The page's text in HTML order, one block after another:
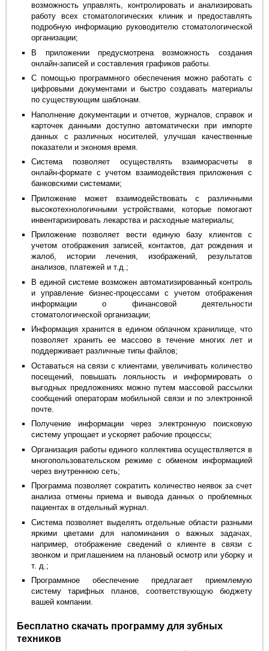
возможность управлять, контролировать и анализировать
работу всех стоматологических клиник и предоставлять
подробную информацию руководителю стоматологической
организации;
В приложении предусмотрена возможность создания
онлайн-записей и составления графиков работы.
С помощью программного обеспечения можно работать с
цифровыми документами и быстро создавать материалы
по существующим шаблонам.
Наполнение документации и отчетов, журналов, справок и
карточек данными доступно автоматически при импорте
данных с различных носителей, улучшая качественные
показатели и экономя время.
Система позволяет осуществлять взаиморасчеты в
онлайн-формате с учетом взаимодействия приложения с
банковскими системами;
Приложение может взаимодействовать с различными
высокотехнологичными устройствами, которые помогают
инвентаризировать лекарства и расходные материалы;
Приложение позволяет вести единую базу клиентов с
учетом отображения записей, контактов, дат рождения и
жалоб, истории лечения, изображений, результатов
анализов, платежей и т.д.;
В единой системе возможен автоматизированный контроль
и управление бизнес-процессами с учетом отображения
информации о финансовой деятельности
стоматологической организации;
Информация хранится в едином облачном хранилище, что
позволяет хранить ее массово в течение многих лет и
поддерживает различные типы файлов;
Оставаться на связи с клиентами, увеличивать количество
посещений, повышать лояльность и информировать о
выгодных предложениях можно путем массовой рассылки
сообщений операторам мобильной связи и по электронной
почте.
Получение информации через электронную поисковую
систему упрощает и ускоряет рабочие процессы;
Организация работы единого коллектива осуществляется в
многопользовательском режиме с обменом информацией
через внутреннюю сеть;
Программа позволяет сократить количество неявок за счет
анализа отмены приема и вывода данных о проблемных
пациентах в отдельный журнал.
Система позволяет выделять отдельные области разными
яркими цветами для напоминания о важных задачах,
например, отображение сведений о клиенте в связи с
звонком и приглашением на плановый осмотр или уборку и
т. д.;
Программное обеспечение предлагает приемлемую
систему тарифных планов, соответствующую бюджету
вашей компании.
Бесплатно скачать программу для зубных
техников